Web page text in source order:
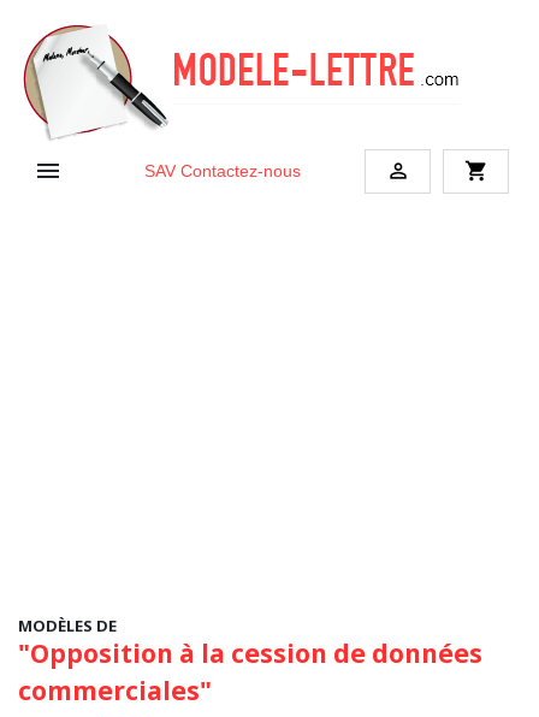
 SAV Contactez-nous  shopping_cart
MODÈLES DE
"Opposition à la cession de données
commerciales"